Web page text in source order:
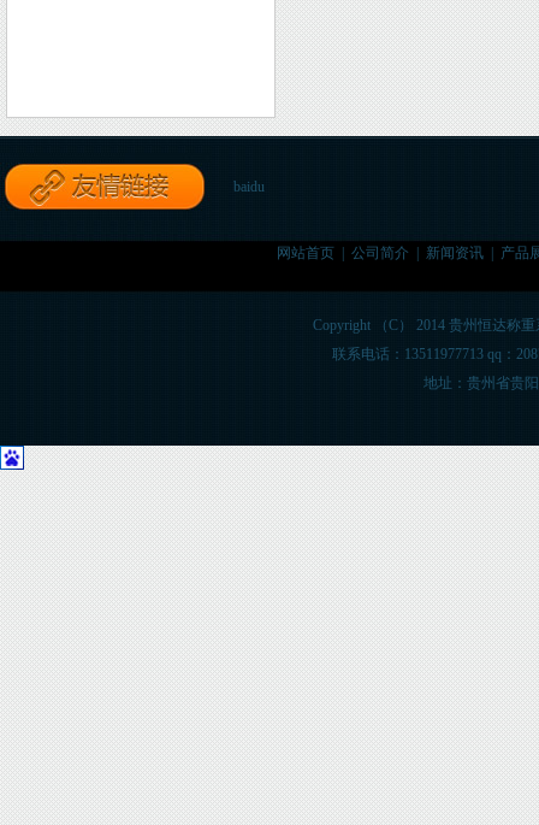
baidu
网站首页 公司简介 新闻资讯 产品
Copyright （C） 2014 贵州恒达称
联系电话：13511977713 qq：
地址：贵州省贵